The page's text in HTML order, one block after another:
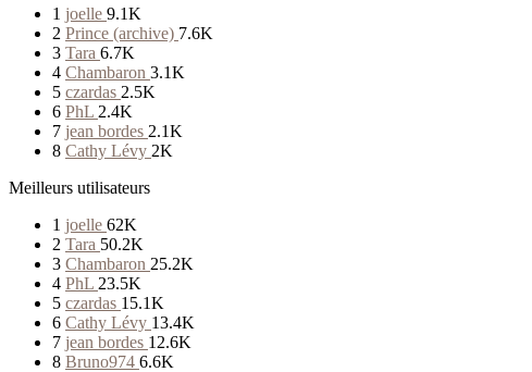
1 joelle 9.1K
2 Prince (archive) 7.6K
3 Tara 6.7K
4 Chambaron 3.1K
5 czardas 2.5K
6 PhL 2.4K
7 jean bordes 2.1K
8 Cathy Lévy 2K
Meilleurs utilisateurs
1 joelle 62K
2 Tara 50.2K
3 Chambaron 25.2K
4 PhL 23.5K
5 czardas 15.1K
6 Cathy Lévy 13.4K
7 jean bordes 12.6K
8 Bruno974 6.6K